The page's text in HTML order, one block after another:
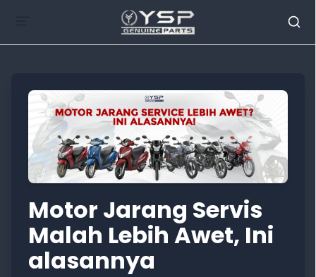
Motor Jarang Servis
Malah Lebih Awet, Ini
alasannya